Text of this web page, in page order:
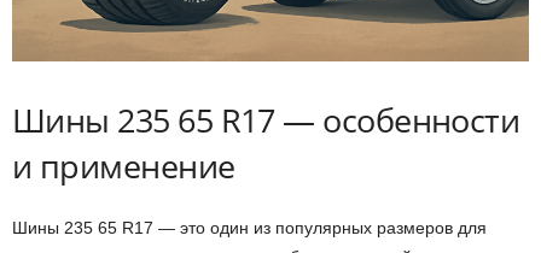
Шины 235 65 R17 — особенности
и применение
Шины 235 65 R17 — это один из популярных размеров для